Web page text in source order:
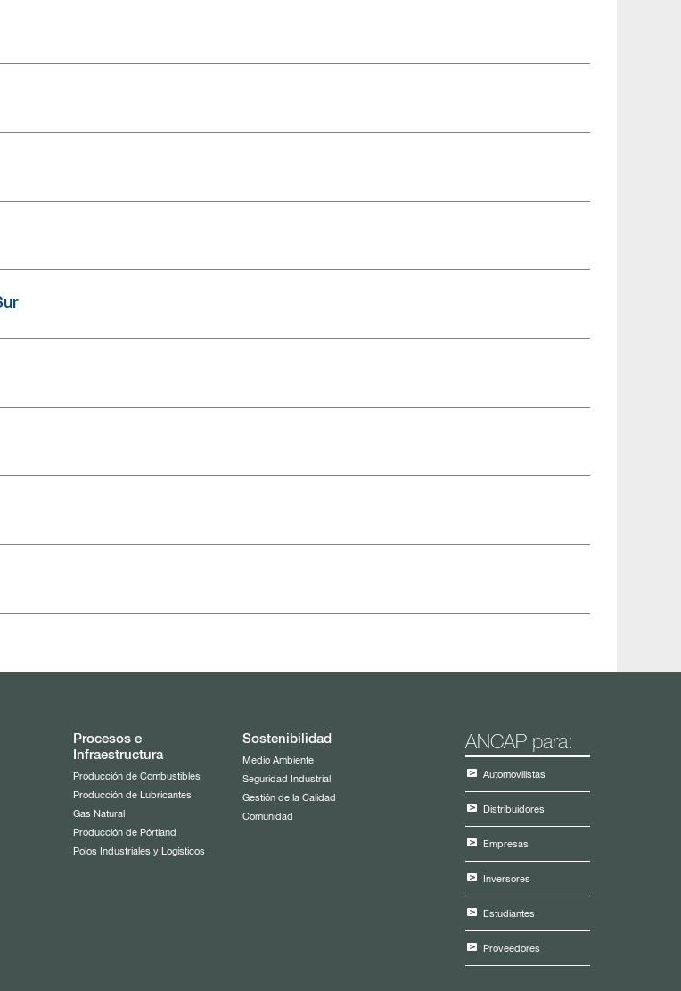
Procesos e
Infraestructura
Producción de Combustibles
Producción de Lubricantes
Gas Natural
Producción de Pórtland
Polos Industriales y Logísticos
Sostenibilidad
Medio Ambiente
Seguridad Industrial
Gestión de la Calidad
Comunidad
ANCAP para:
Automovilistas
Distribuidores
Empresas
Inversores
Estudiantes
Proveedores